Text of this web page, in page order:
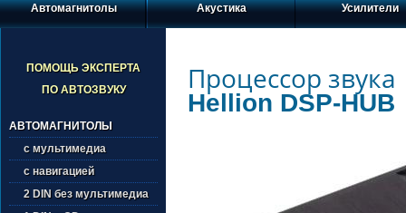
Автомагнитолы Акустика Усилители
ПОМОЩЬ ЭКСПЕРТА
ПО АВТОЗВУКУ
АВТОМАГНИТОЛЫ
с мультимедиа
с навигацией
2 DIN без мультимедиа
Процессор звука
Hellion DSP-HUB